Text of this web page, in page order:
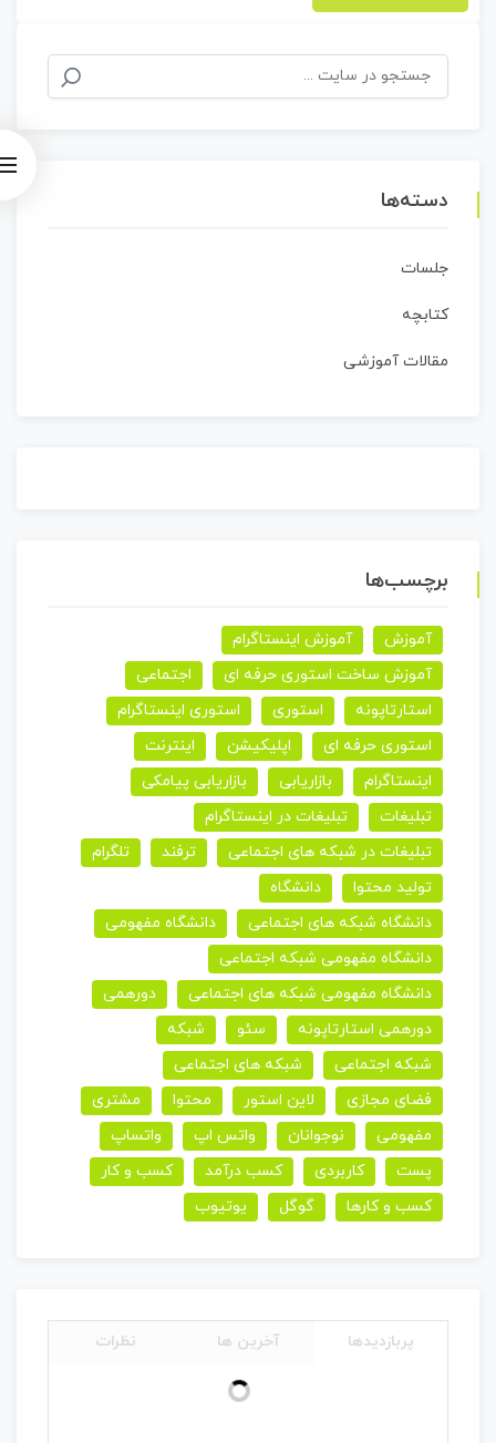
جستجو
برای:
دسته‌ها
جلسات
کتابچه
مقالات آموزشی
برچسب‌ها
آموزش
آموزش اینستاگرام
آموزش ساخت استوری حرفه ای
اجتماعی
استارتاپونه
استوری
استوری اینستاگرام
استوری حرفه ای
اپلیکیشن
اینترنت
اینستاگرام
بازاریابی
بازاریابی پیامکی
تبلیغات
تبلیغات در اینستاگرام
تبلیغات در شبکه های اجتماعی
ترفند
تلگرام
تولید محتوا
دانشگاه
دانشگاه شبکه های اجتماعی
دانشگاه مفهومی
دانشگاه مفهومی شبکه اجتماعی
دانشگاه مفهومی شبکه های اجتماعی
دورهمی
دورهمی استارتاپونه
سئو
شبکه
شبکه اجتماعی
شبکه های اجتماعی
فضای مجازی
لاین استور محتوا
مشتری
مفهومی
نوجوانان واتس اپ
واتساپ
پست
کاربردی کسب درآمد
کسب و کار
کسب و کارها
گوگل یوتیوب
پربازدیدها آخرین ها نظرات